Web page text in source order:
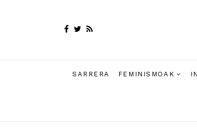
SARRERA FEMINISMOAK